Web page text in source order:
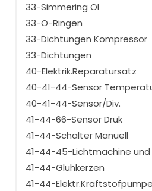
33-Simmering Ol
33-O-Ringen
33-Dichtungen Kompressor
33-Dichtungen
40-Elektrik.Reparatursatz
40-41-44-Sensor
40-41-44-Sensor/Div.
41-44-66-Sensor Druk
41-44-Schalter Manuell
41-44-45-Lichtmachine und
41-44-Gluhkerzen
41-44-Elektr.Kraftstofpumpe